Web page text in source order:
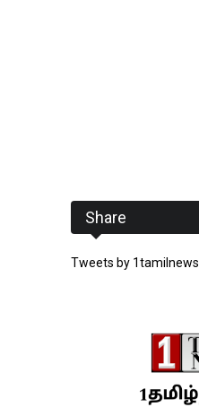
Share
Tweets by 1tamilnews